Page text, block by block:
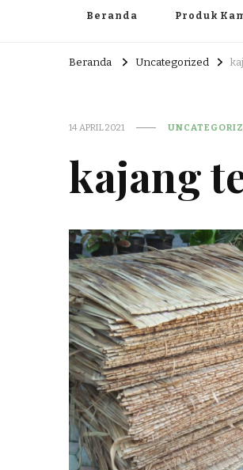
Beranda Produk
Beranda Uncategorized
14 APRIL 2021
kajang